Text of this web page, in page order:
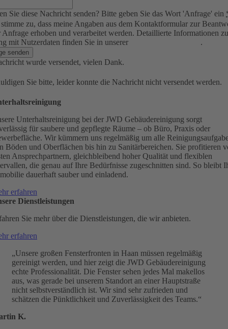
Sie diese Nachricht senden? Bitte geben Sie das Wort 'Anfrage' ein
zu, dass meine Angaben aus dem Kontaktformular zur
Anfrage erhoben und verarbeitet werden. Detaillierte Informationen
mit Nutzerdaten finden Sie in unserer
.
senden
wurde versendet, vielen Dank.
Sie bitte, leider konnte die Nachricht nicht versendet werden.
Unterhaltsreinigung bei der JWD Gebäudereinigung sorgt
für saubere und gepflegte Räume – ob Büro, Praxis oder
Wir kümmern uns regelmäßig um alle
Böden und Oberflächen bis hin zu Sanitärbereichen. Sie profitieren
Ansprechpartnern, gleichbleibend hoher Qualität und flexiblen
die genau auf Ihre Bedürfnisse zugeschnitten sind. So bleibt
dauerhaft sauber und einladend.
erfahren
Dienstleistungen
Sie mehr über die Dienstleistungen, die wir anbieten.
erfahren
„Unsere großen Fensterfronten in Haan müssen regelmäßig
gereinigt werden, und hier zeigt die JWD Gebäudereinigung
echte Professionalität. Die Fenster sehen jedes Mal makellos
aus, was gerade bei unserem Standort an einer Hauptstraße
nicht selbstverständlich ist. Wir sind sehr zufrieden und
schätzen die Pünktlichkeit und Zuverlässigkeit des Teams.“
K.